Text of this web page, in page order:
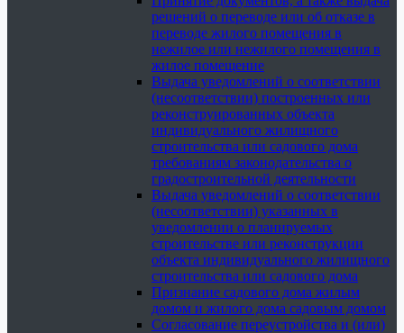
решений о переводе или об отказе в
переводе жилого помещения в
нежилое или нежилого помещения в
жилое помещение
Выдача уведомлений о соответствии
(несоответствии) построенных или
реконструированных объекта
индивидуального жилищного
строительства или садового дома
требованиям законодательства о
градостроительной деятельности
Выдача уведомлений о соответствии
(несоответствии) указанных в
уведомлении о планируемых
строительстве или реконструкции
объекта индивидуального жилищного
строительства или садового дома
Признание садового дома жилым
домом и жилого дома садовым домом
Согласование переустройства и (или)